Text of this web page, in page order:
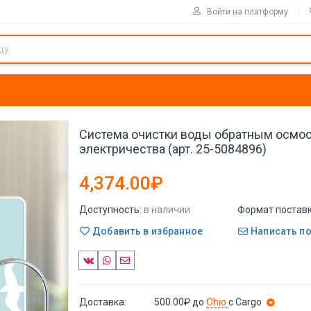
Войти на платформу
Система очистки воды обратным
электричества (арт. 25-5084896)
4,374.00₽
Доступность: в наличии
Формат
Добавить в избранное
Написать
Доставка: 500.00₽ доOhioс Cargo